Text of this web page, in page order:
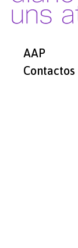
AAP
Contactos